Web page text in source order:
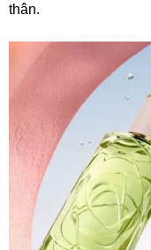
thân.